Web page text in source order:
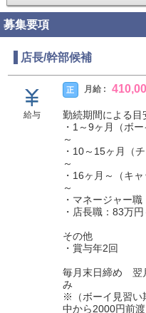
募集要項
店長/幹部候補
給与
正 月給 :
勤続期間による目
・1～9ヶ月（ボ
～
・10～15ヶ月（
～
・16ヶ月～（キ
～
・マネージャー職
・店長職：83万円
その他
・賞与年2回
毎月末日締め 翌
み
※（ボーイ見習い
中から2000円前渡